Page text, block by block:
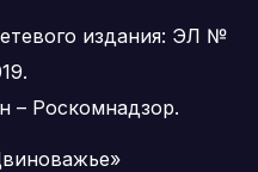
издания: ЭЛ №
– Роскомнадзор.